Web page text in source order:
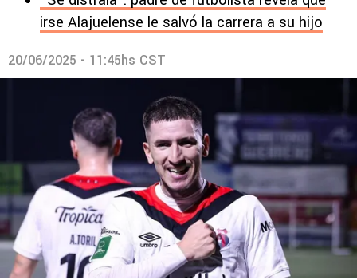
irse Alajuelense le salvó la carrera a su hijo
20/06/2025 - 11:45hs CST